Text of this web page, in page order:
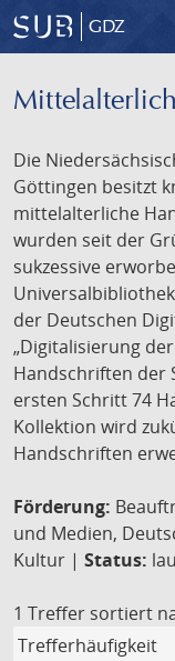
GDZ
Die
Göttingen besitzt
mittelalterliche
wurden seit der
sukzessive
der Deutschen
„Digitalisierung
Handschriften der
ersten Schritt 74
Kollektion wird
Handschriften
Förderung:
und Medien,
Kultur | Status:
1 Treffer sortiert